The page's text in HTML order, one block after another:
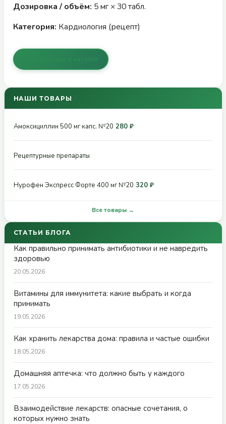
Дозировка / объём: 5 мг × 30 табл.
Категория: Кардиология (рецепт)
НАШИ ТОВАРЫ
Амоксициллин 500 мг капс. №20 280 ₽
Рецептурные препараты
Нурофен Экспресс Форте 400 мг №20 320 ₽
Все товары →
СТАТЬИ БЛОГА
Как правильно принимать антибиотики и не навредить
здоровью
20.05.2026
Витамины для иммунитета: какие выбрать и когда
принимать
19.05.2026
Как хранить лекарства дома: правила и частые ошибки
18.05.2026
Домашняя аптечка: что должно быть у каждого
17.05.2026
Взаимодействие лекарств: опасные сочетания, о
которых нужно знать